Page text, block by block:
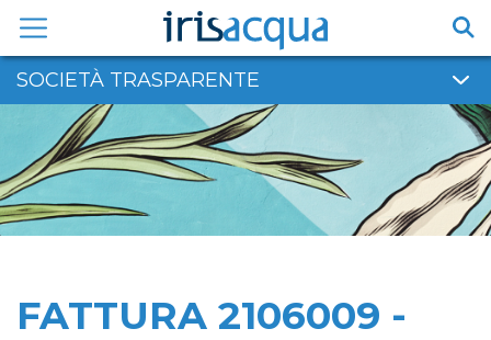
contenuto
SOCIETÀ TRASPARENTE
FATTURA 2106009 -